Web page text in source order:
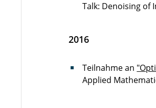
Talk: Denoising of
2016
Teilnahme an
Applied